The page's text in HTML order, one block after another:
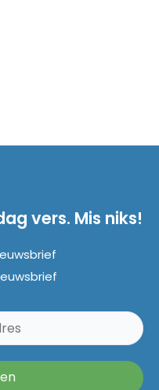
vers. Mis niks!